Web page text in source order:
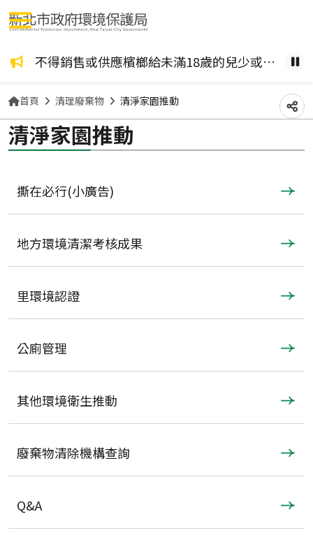
咖啡檳榔、檳榔糖葫蘆？ 檳榔不管加了什麼風味，都是致癌物！請拒絕嚼食。 不得銷售或供應檳榔給未滿18歲的兒少或孕婦。 健暫
選單按鈕
首頁 清理廢棄物 清淨家園推動
分
清淨家園推動
撕在必行(小廣告)
地方環境清潔考核成果
里環境認證
公廁管理
其他環境衛生推動
廢棄物清除機構查詢
Q&A